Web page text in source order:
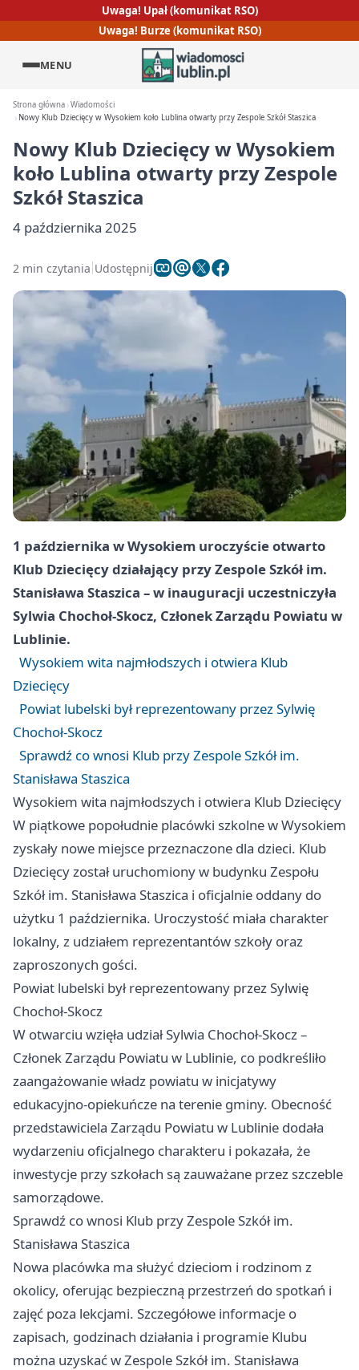
Uwaga! Upał (komunikat RSO)
Uwaga! Burze (komunikat RSO)
MENU
Strona główna Wiadomości
Nowy Klub Dziecięcy w Wysokiem koło Lublina otwarty przy Zespole Szkół Staszica
Nowy Klub Dziecięcy w Wysokiem
koło Lublina otwarty przy Zespole
Szkół Staszica
4 października 2025
2 min czytania Udostępnij
1 października w Wysokiem uroczyście otwarto
Klub Dziecięcy działający przy Zespole Szkół im.
Stanisława Staszica – w inauguracji uczestniczyła
Sylwia Chochoł-Skocz, Członek Zarządu Powiatu w
Lublinie.
Wysokiem wita najmłodszych i otwiera Klub
Dziecięcy
Powiat lubelski był reprezentowany przez Sylwię
Chochoł-Skocz
Sprawdź co wnosi Klub przy Zespole Szkół im.
Stanisława Staszica
Wysokiem wita najmłodszych i otwiera Klub Dziecięcy
W piątkowe popołudnie placówki szkolne w Wysokiem
zyskały nowe miejsce przeznaczone dla dzieci. Klub
Dziecięcy został uruchomiony w budynku Zespołu
Szkół im. Stanisława Staszica i oficjalnie oddany do
użytku 1 października. Uroczystość miała charakter
lokalny, z udziałem reprezentantów szkoły oraz
zaproszonych gości.
Powiat lubelski był reprezentowany przez Sylwię
Chochoł-Skocz
W otwarciu wzięła udział Sylwia Chochoł-Skocz –
Członek Zarządu Powiatu w Lublinie, co podkreśliło
zaangażowanie władz powiatu w inicjatywy
edukacyjno-opiekuńcze na terenie gminy. Obecność
przedstawiciela Zarządu Powiatu w Lublinie dodała
wydarzeniu oficjalnego charakteru i pokazała, że
inwestycje przy szkołach są zauważane przez szczeble
samorządowe.
Sprawdź co wnosi Klub przy Zespole Szkół im.
Stanisława Staszica
Nowa placówka ma służyć dzieciom i rodzinom z
okolicy, oferując bezpieczną przestrzeń do spotkań i
zajęć poza lekcjami. Szczegółowe informacje o
zapisach, godzinach działania i programie Klubu
można uzyskać w Zespole Szkół im. Stanisława